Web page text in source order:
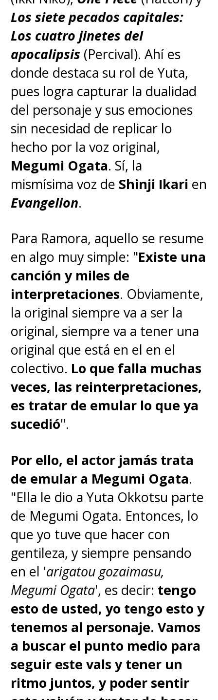
publicado en 1937, que
Miyazaki leyó de niño. Al
haber quedado cautivado con
esa historia, le rindió homenaje
con el título para esta película,
aunque su historia es
completamente original.
Los siete pecados capitales:
Los cuatro jinetes del
apocalipsis (Percival). Ahí es
donde destaca su rol de Yuta,
pues logra capturar la dualidad
del personaje y sus emociones
sin necesidad de replicar lo
hecho por la voz original,
Megumi Ogata. Sí, la
mismísima voz de Shinji Ikari en
Evangelion.
Para Ramora, aquello se resume
en algo muy simple: "Existe una
canción y miles de
interpretaciones. Obviamente,
la original siempre va a ser la
original, siempre va a tener una
original que está en el en el
colectivo. Lo que falla muchas
veces, las reinterpretaciones,
es tratar de emular lo que ya
sucedió".
Por ello, el actor jamás trata
de emular a Megumi Ogata.
"Ella le dio a Yuta Okkotsu parte
de Megumi Ogata. Entonces, lo
que yo tuve que hacer con
gentileza, y siempre pensando
en el 'arigatou gozaimasu,
Megumi Ogata', es decir: tengo
esto de usted, yo tengo esto y
tenemos al personaje. Vamos
a buscar el punto medio para
seguir este vals y tener un
ritmo juntos, y poder sentir